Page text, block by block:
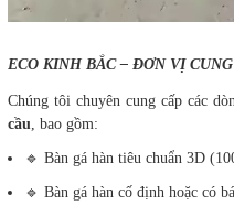
ECO KINH BẮC – ĐƠN VỊ
Chúng tôi chuyên cung cấp các
cầu , bao gồm:
🔹 Bàn gá hàn tiêu chuẩn 3D
🔹 Bàn gá hàn cố định hoặc có